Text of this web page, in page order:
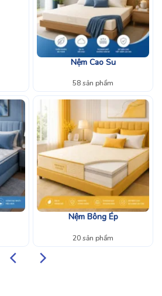
Nệm Cao Su
58 sản phẩm
Nệm Bông Ép
20 sản phẩm